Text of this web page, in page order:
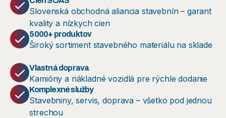
Slovenská obchodná aliancia stavebnín – garant
kvality a nízkych cien
5000+ produktov
Široký sortiment stavebného materiálu na sklade
Vlastná doprava
Kamióny a nákladné vozidlá pre rýchle dodanie
Komplexné služby
Stavebniny, servis, doprava – všetko pod jednou
strechou